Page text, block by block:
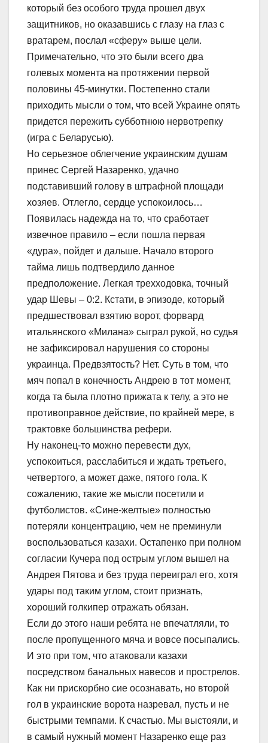
который без особого труда прошел двух
защитников, но оказавшись с глазу на глаз с
вратарем, послал «сферу» выше цели.
Примечательно, что это были всего два
голевых момента на протяжении первой
половины 45-минутки. Постепенно стали
приходить мысли о том, что всей Украине опять
придется пережить субботнюю нервотрепку
(игра с Беларусью).
Но серьезное облегчение украинским душам
принес Сергей Назаренко, удачно
подставивший голову в штрафной площади
хозяев. Отлегло, сердце успокоилось…
Появилась надежда на то, что сработает
извечное правило – если пошла первая
«дура», пойдет и дальше. Начало второго
тайма лишь подтвердило данное
предположение. Легкая трехходовка, точный
удар Шевы – 0:2. Кстати, в эпизоде, который
предшествовал взятию ворот, форвард
итальянского «Милана» сыграл рукой, но судья
не зафиксировал нарушения со стороны
украинца. Предвзятость? Нет. Суть в том, что
мяч попал в конечность Андрею в тот момент,
когда та была плотно прижата к телу, а это не
противоправное действие, по крайней мере, в
трактовке большинства рефери.
Ну наконец-то можно перевести дух,
успокоиться, расслабиться и ждать третьего,
четвертого, а может даже, пятого гола. К
сожалению, такие же мысли посетили и
футболистов. «Сине-желтые» полностью
потеряли концентрацию, чем не преминули
воспользоваться казахи. Остапенко при полном
согласии Кучера под острым углом вышел на
Андрея Пятова и без труда переиграл его, хотя
удары под таким углом, стоит признать,
хороший голкипер отражать обязан.
Если до этого наши ребята не впечатляли, то
после пропущенного мяча и вовсе посыпались.
И это при том, что атаковали казахи
посредством банальных навесов и прострелов.
Как ни прискорбно сие осознавать, но второй
гол в украинские ворота назревал, пусть и не
быстрыми темпами. К счастью. Мы выстояли, и
в самый нужный момент Назаренко еще раз